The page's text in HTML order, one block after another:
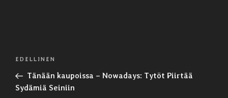
Artikkelien
Edellinen
artikkeli
EDELLINEN
Tänään kaupoissa – Nowadays: Tytöt Piirtää
Sydämiä Seiniin